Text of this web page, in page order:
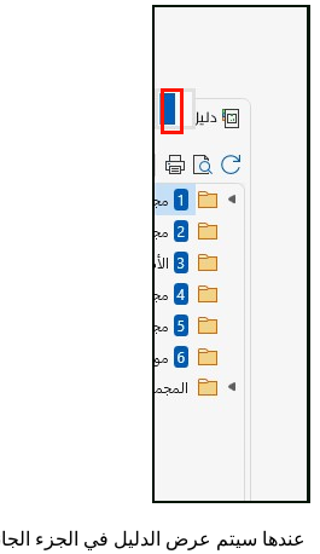
عندها سيتم عرض الدليل في الجزء